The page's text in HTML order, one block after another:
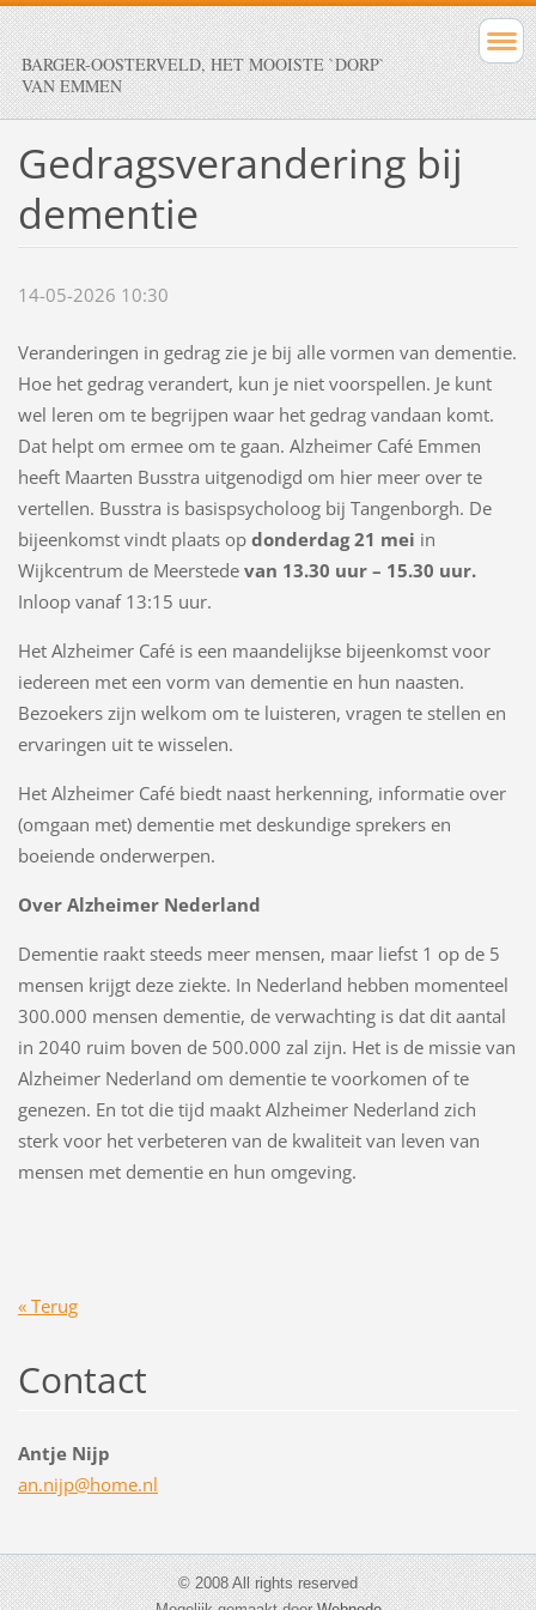
BARGER-OOSTERVELD, HET MOOISTE `DORP`
VAN EMMEN
Gedragsverandering bij
dementie
14-05-2026 10:30
Veranderingen in gedrag zie je bij alle vormen van dementie.
Hoe het gedrag verandert, kun je niet voorspellen. Je kunt
wel leren om te begrijpen waar het gedrag vandaan komt.
Dat helpt om ermee om te gaan. Alzheimer Café Emmen
heeft Maarten Busstra uitgenodigd om hier meer over te
vertellen. Busstra is basispsycholoog bij Tangenborgh. De
bijeenkomst vindt plaats op donderdag 21 mei in
Wijkcentrum de Meerstede van 13.30 uur – 15.30 uur.
Inloop vanaf 13:15 uur.
Het Alzheimer Café is een maandelijkse bijeenkomst voor
iedereen met een vorm van dementie en hun naasten.
Bezoekers zijn welkom om te luisteren, vragen te stellen en
ervaringen uit te wisselen.
Het Alzheimer Café biedt naast herkenning, informatie over
(omgaan met) dementie met deskundige sprekers en
boeiende onderwerpen.
Over Alzheimer Nederland
Dementie raakt steeds meer mensen, maar liefst 1 op de 5
mensen krijgt deze ziekte. In Nederland hebben momenteel
300.000 mensen dementie, de verwachting is dat dit aantal
in 2040 ruim boven de 500.000 zal zijn. Het is de missie van
Alzheimer Nederland om dementie te voorkomen of te
genezen. En tot die tijd maakt Alzheimer Nederland zich
sterk voor het verbeteren van de kwaliteit van leven van
mensen met dementie en hun omgeving.
« Terug
Contact
Antje Nijp
an.nijp@home.nl
© 2008 All rights reserved